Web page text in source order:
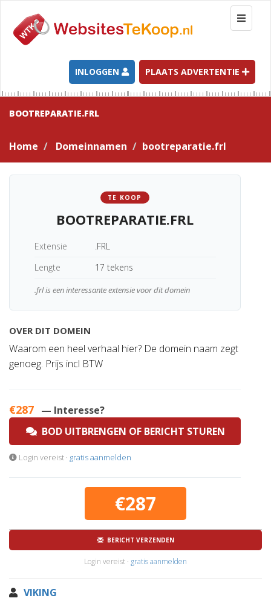
T
o
g
l
e
n
a
t
INLOGGEN PLAATS ADVERTENTIE
BOOTREPARATIE.FRL
Home Domeinnamen bootreparatie.frl
TE KOOP
BOOTREPARATIE.FRL
Extensie
.FRL
Lengte
17 tekens
.frl is een interessante extensie voor dit domein
OVER DIT DOMEIN
Waarom een heel verhaal hier? De domein naam zegt
genoeg. Prijs incl BTW
€287 — Interesse?
BOD UITBRENGEN OF BERICHT STUREN
Login vereist · gratis aanmelden
€287
BERICHT VERZENDEN
Login vereist · gratis aanmelden
VIKING